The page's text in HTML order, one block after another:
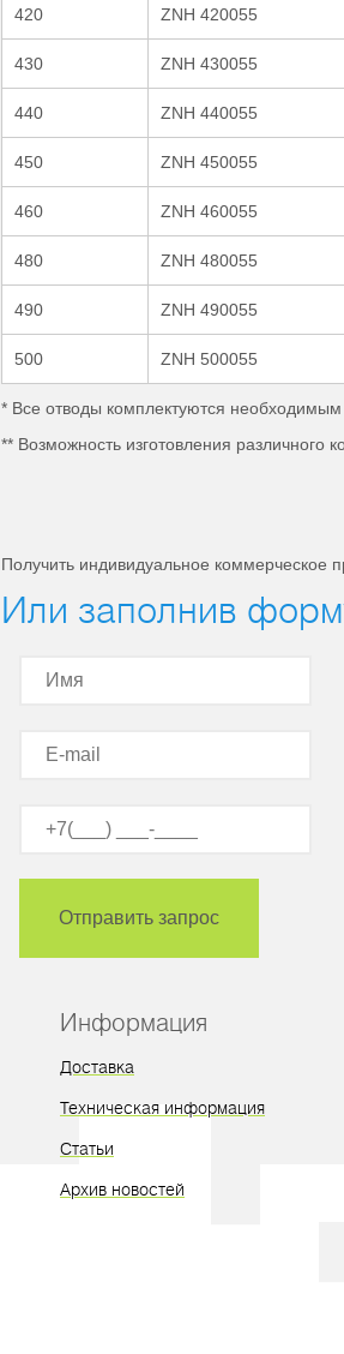
420 ZNH 420055
430 ZNH 430055
440 ZNH 440055
450 ZNH 450055
460 ZNH 460055
480 ZNH 480055
490 ZNH 490055
500 ZNH 500055
* Все отводы комплектуются
** Возможность изготовления различного
Получить индивидуальное коммерческое
Или заполнив
Информация
Доставка
Техническая информация
Статьи
Архив новостей